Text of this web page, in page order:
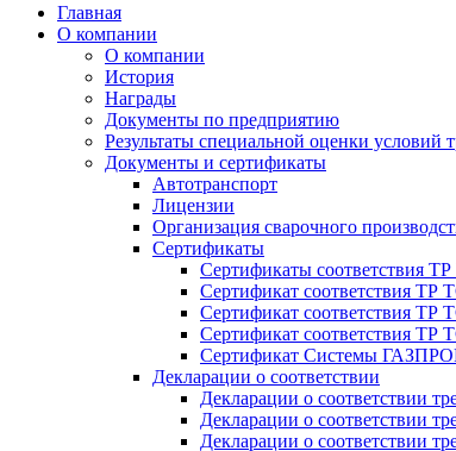
Главная
О компании
О компании
История
Награды
Документы по предприятию
Результаты специальной оценки условий
Документы и сертификаты
Автотранспорт
Лицензии
Организация сварочного
Cертификаты
Сертификаты соответствия
Сертификат соответствия ТР
Сертификат соответствия ТР
Сертификат соответствия ТР
Сертификат Системы
Декларации о соответствии
Декларации о соответствии
Декларации о соответствии
Декларации о соответствии